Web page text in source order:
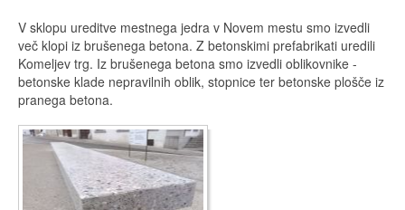
V sklopu ureditve mestnega jedra v Novem mestu smo izvedli
več klopi iz brušenega betona. Z betonskimi prefabrikati uredili
Komeljev trg. Iz brušenega betona smo izvedli oblikovnike -
betonske klade nepravilnih oblik, stopnice ter betonske plošče iz
pranega betona.